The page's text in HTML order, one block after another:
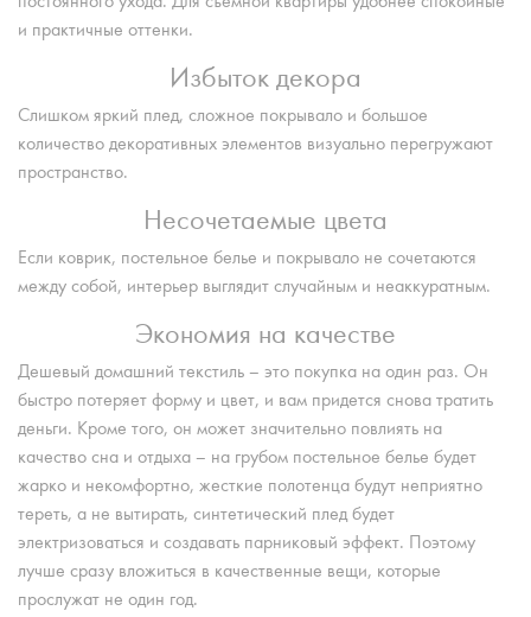
и практичные оттенки.
Избыток декора
Слишком яркий плед, сложное покрывало и большое
количество декоративных элементов визуально перегружают
пространство.
Несочетаемые цвета
Если коврик, постельное белье и покрывало не сочетаются
между собой, интерьер выглядит случайным и неаккуратным.
Экономия на качестве
Дешевый домашний текстиль – это покупка на один раз. Он
быстро потеряет форму и цвет, и вам придется снова тратить
деньги. Кроме того, он может значительно повлиять на
качество сна и отдыха – на грубом постельное белье будет
жарко и некомфортно, жесткие полотенца будут неприятно
тереть, а не вытирать, синтетический плед будет
электризоваться и создавать парниковый эффект. Поэтому
лучше сразу вложиться в качественные вещи, которые
прослужат не один год.